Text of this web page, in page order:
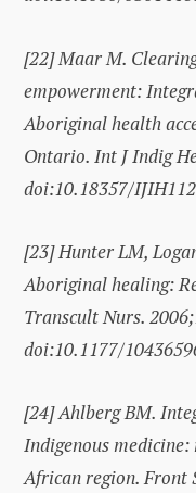
[22] Maar M.
empowerment:
Aboriginal health
Ontario. Int J Indig
doi:10.18357/
[23] Hunter LM,
Aboriginal healing:
Transcult Nurs.
doi:10.1177/
[24]Ahlberg BM.
Indigenous
African region. Front